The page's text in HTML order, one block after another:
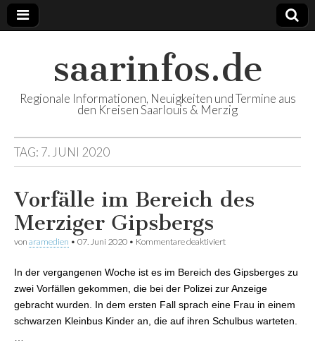
saarinfos.de
Regionale Informationen, Neuigkeiten und Termine aus
den Kreisen Saarlouis & Merzig
TAG: 7. JUNI 2020
Vorfälle im Bereich des
Merziger Gipsbergs
von aramedien • 07. Juni 2020 • Kommentare deaktiviert
In der vergangenen Woche ist es im Bereich des Gipsberges zu
zwei Vorfällen gekommen, die bei der Polizei zur Anzeige
gebracht wurden. In dem ersten Fall sprach eine Frau in einem
schwarzen Kleinbus Kinder an, die auf ihren Schulbus warteten.
…